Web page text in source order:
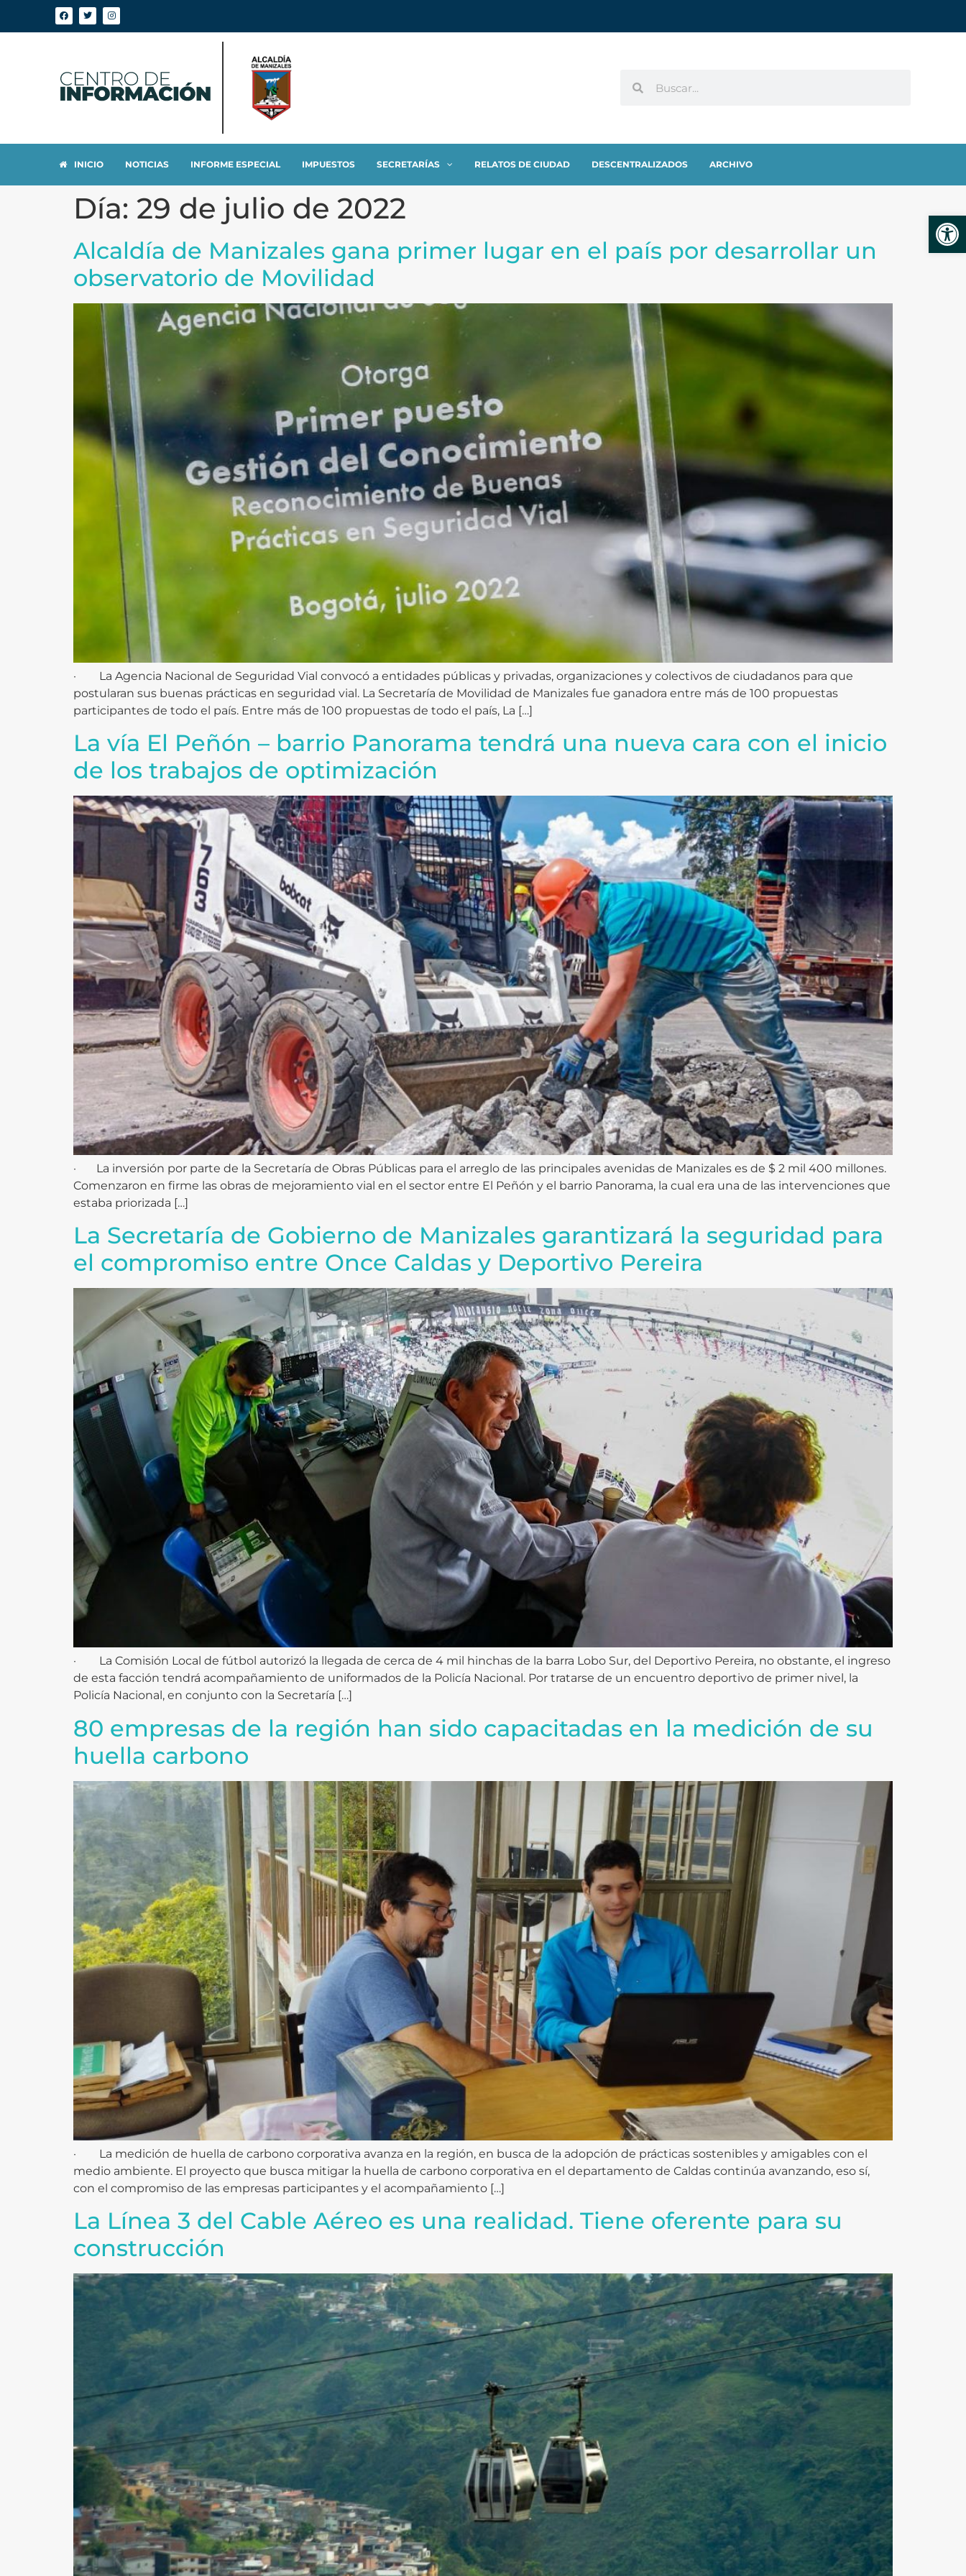
INICIO NOTICIAS INFORME ESPECIAL IMPUESTOS SECRETARÍAS RELATOS DE CIUDAD DESCENTRALIZADOS ARCHIVO
Día: 29 de julio de 2022
Alcaldía de Manizales gana primer lugar en el país por desarrollar un
observatorio de Movilidad
· La Agencia Nacional de Seguridad Vial convocó a entidades públicas y privadas, organizaciones y colectivos de ciudadanos para que
postularan sus buenas prácticas en seguridad vial. La Secretaría de Movilidad de Manizales fue ganadora entre más de 100 propuestas
participantes de todo el país. Entre más de 100 propuestas de todo el país, La […]
La vía El Peñón – barrio Panorama tendrá una nueva cara con el inicio
de los trabajos de optimización
· La inversión por parte de la Secretaría de Obras Públicas para el arreglo de las principales avenidas de Manizales es de $ 2 mil 400 millones.
Comenzaron en firme las obras de mejoramiento vial en el sector entre El Peñón y el barrio Panorama, la cual era una de las intervenciones que
estaba priorizada […]
La Secretaría de Gobierno de Manizales garantizará la seguridad para
el compromiso entre Once Caldas y Deportivo Pereira
· La Comisión Local de fútbol autorizó la llegada de cerca de 4 mil hinchas de la barra Lobo Sur, del Deportivo Pereira, no obstante, el ingreso
de esta facción tendrá acompañamiento de uniformados de la Policía Nacional. Por tratarse de un encuentro deportivo de primer nivel, la
Policía Nacional, en conjunto con la Secretaría […]
80 empresas de la región han sido capacitadas en la medición de su
huella carbono
· La medición de huella de carbono corporativa avanza en la región, en busca de la adopción de prácticas sostenibles y amigables con el
medio ambiente. El proyecto que busca mitigar la huella de carbono corporativa en el departamento de Caldas continúa avanzando, eso sí,
con el compromiso de las empresas participantes y el acompañamiento […]
La Línea 3 del Cable Aéreo es una realidad. Tiene oferente para su
construcción